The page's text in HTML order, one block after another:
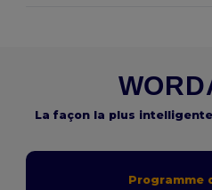
La façon la plus
Programme